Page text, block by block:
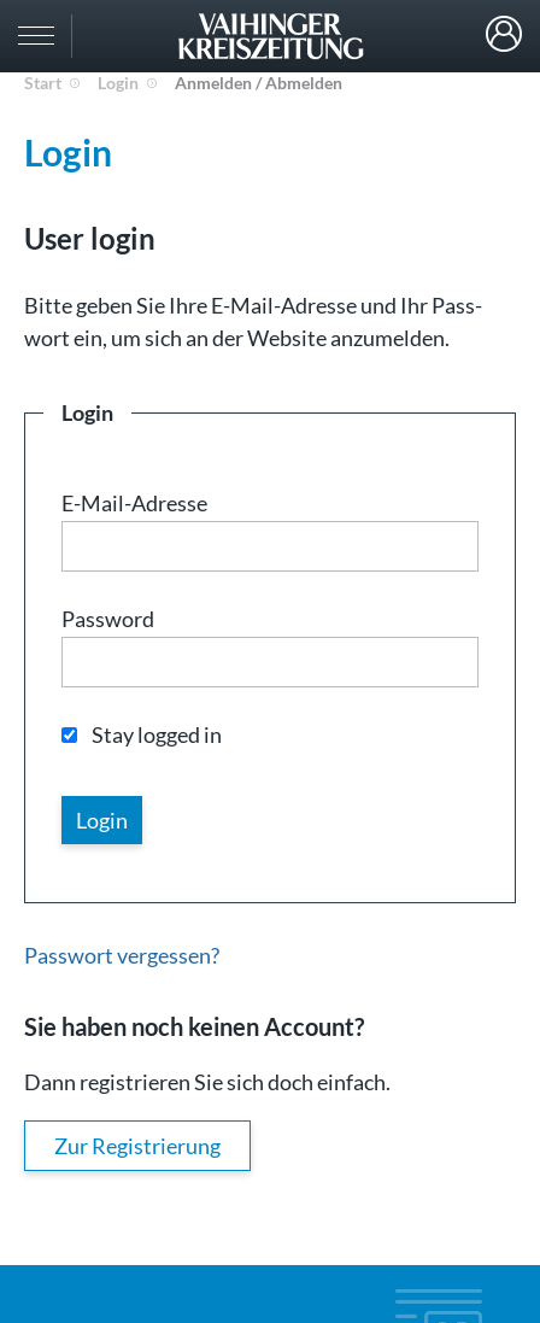
Start Login Anmelden / Abmelden
Login
User login
Bit­te ge­ben Sie Ih­re E-Mail-Adresse und Ihr Pass­
wort ein, um sich an der Web­site an­zu­mel­den.
Login
E-Mail-Adresse
Password
Stay logged in
Passwort vergessen?
Sie haben noch keinen Account?
Dann registrieren Sie sich doch einfach.
Zur Registrierung